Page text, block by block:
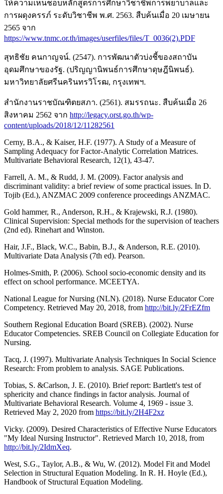
ให้ความเห็นชอบหลักสูตรการศึกษาวิชาชีพการพยาบาลและ
การผดุงครรภ์ ระดับวิชาชีพ พ.ศ. 2563. สืบค้นเมื่อ 20 เมษายน
2565 จาก
https://www.tnmc.or.th/images/userfiles/files/T_0036(2).PDF
สุทธิชัย คนกาญจน์. (2547). การพัฒนาตัวบ่งชี้ของสถาบัน
อุดมศึกษาของรัฐ. (ปริญญานิพนธ์การศึกษาดุษฎีนิพนธ์).
มหาวิทยาลัยศรีนครินทรวิโรฒ, กรุงเทพฯ.
สำนักงานราชบัณฑิตยสภา. (2561). สมรรถนะ. สืบค้นเมื่อ 26
สิงหาคม 2562 จาก http://legacy.orst.go.th/wp-
content/uploads/2018/12/11282561
Cerny, B.A., & Kaiser, H.F. (1977). A Study of a Measure of
Sampling Adequacy for Factor-Analytic Correlation Matrices.
Multivariate Behavioral Research, 12(1), 43-47.
Farrell, A. M., & Rudd, J. M. (2009). Factor analysis and
discriminant validity: a brief review of some practical issues. In D.
Tojib (Ed.), ANZMAC 2009 conference proceedings ANZMAC.
Gold hammer, R., Anderson, R.H., & Krajewski, R.J. (1980).
Clinical Supervision: Special methods for the supervision of teachers
(2nd ed). Rinehart and Winston.
Hair, J.F., Black, W.C., Babin, B.J., & Anderson, R.E. (2010).
Multivariate Data Analysis (7th ed). Pearson.
Holmes-Smith, P. (2006). School socio-economic density and its
effect on school performance. MCEETYA.
National League for Nursing (NLN). (2018). Nurse Educator Core
Competency. Retrieved May 20, 2018, from http://bit.ly/2FrEZfm
Southern Regional Education Board (SREB). (2002). Nurse
Educator Competencies. SREB Council on Collegiate Education for
Nursing.
Tacq, J. (1997). Multivariate Analysis Techniques In Social Science
Research: From problem to analysis. SAGE Publications.
Tobias, S. &Carlson, J. E. (2010). Brief report: Bartlett's test of
sphericity and chance findings in factor analysis. Journal of
Multivariate Behavioral Research. Volume 4, 1969 - issue 3.
Retrieved May 2, 2020 from https://bit.ly/2H4F2xz
Vicky. (2009). Desired Characteristics of Effective Nurse Educators
"My Ideal Nursing Instructor". Retrieved March 10, 2018, from
http://bit.ly/2IdmXeq.
West, S.G., Taylor, A.B., & Wu, W. (2012). Model Fit and Model
Selection in Structural Equation Modeling. In R. H. Hoyle (Ed.),
Handbook of Structural Equation Modeling.